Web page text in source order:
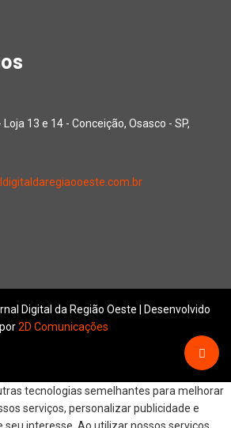
13 e 14 - Conceição, Osasco - SP,
Digital da Região Oeste | Desenvolvido
por2D Comunicações
tecnologias semelhantes para melhorar
serviços, personalizar publicidade e